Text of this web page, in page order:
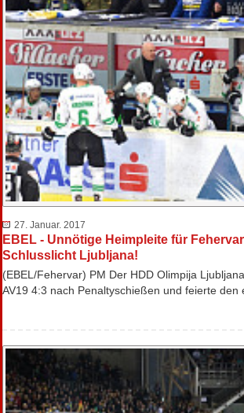
27. Januar. 2017
EBEL - Unnötige Heimpleite für
Schlusslicht Ljubljana!
(EBEL/Fehervar) PM Der HDD Olimpija
AV19 4:3 nach Penaltyschießen und feierte den